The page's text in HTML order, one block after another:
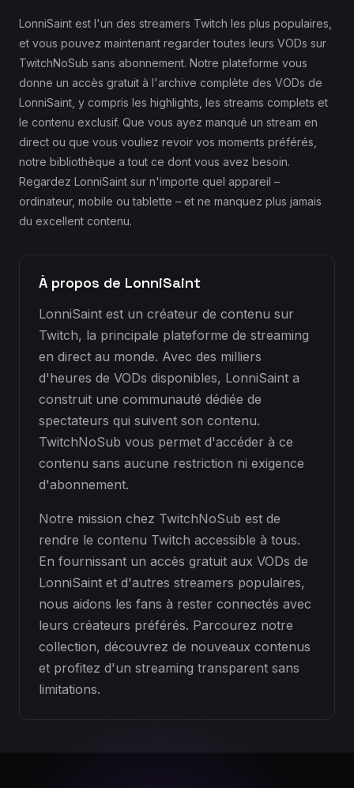
LonniSaint est l'un des streamers Twitch les plus populaires,
et vous pouvez maintenant regarder toutes leurs VODs sur
TwitchNoSub sans abonnement. Notre plateforme vous
donne un accès gratuit à l'archive complète des VODs de
LonniSaint, y compris les highlights, les streams complets et
le contenu exclusif. Que vous ayez manqué un stream en
direct ou que vous vouliez revoir vos moments préférés,
notre bibliothèque a tout ce dont vous avez besoin.
Regardez LonniSaint sur n'importe quel appareil –
ordinateur, mobile ou tablette – et ne manquez plus jamais
du excellent contenu.
À propos de LonniSaint
LonniSaint est un créateur de contenu sur
Twitch, la principale plateforme de streaming
en direct au monde. Avec des milliers
d'heures de VODs disponibles, LonniSaint a
construit une communauté dédiée de
spectateurs qui suivent son contenu.
TwitchNoSub vous permet d'accéder à ce
contenu sans aucune restriction ni exigence
d'abonnement.
Notre mission chez TwitchNoSub est de
rendre le contenu Twitch accessible à tous.
En fournissant un accès gratuit aux VODs de
LonniSaint et d'autres streamers populaires,
nous aidons les fans à rester connectés avec
leurs créateurs préférés. Parcourez notre
collection, découvrez de nouveaux contenus
et profitez d'un streaming transparent sans
limitations.